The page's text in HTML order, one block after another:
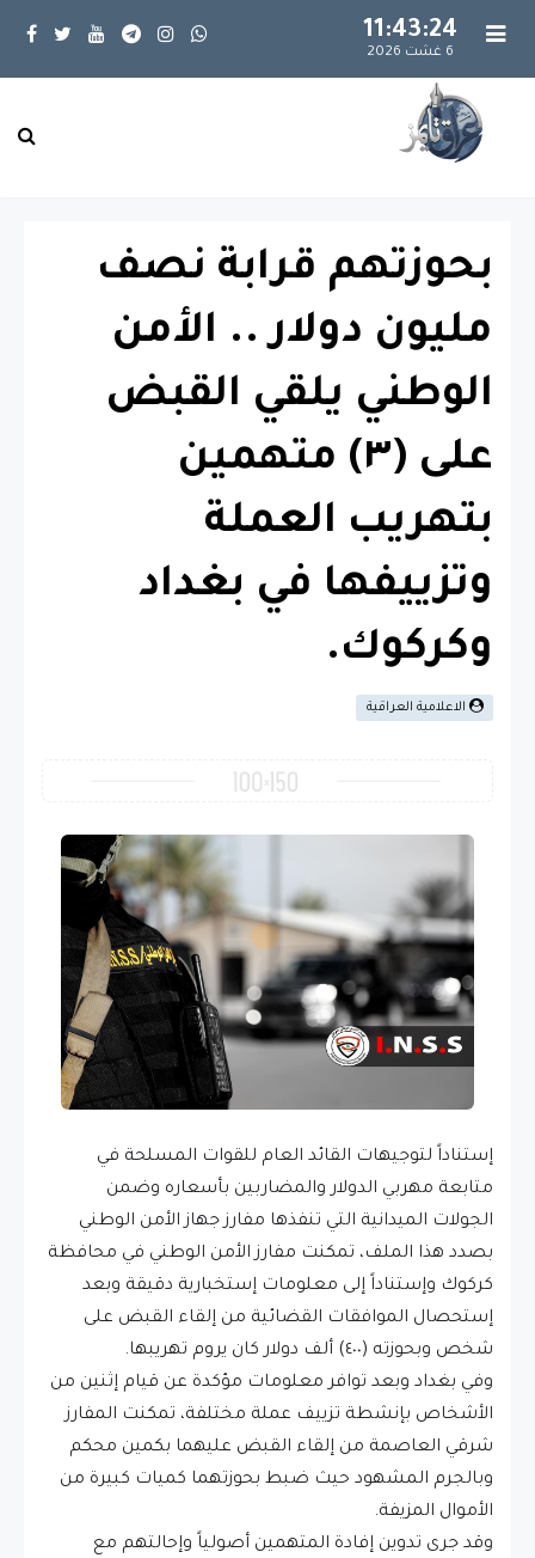
11:43:25
6 غشت 2026
بحوزتهم قرابة نصف
مليون دولار .. الأمن
الوطني يلقي القبض
على (٣) متهمين
بتهريب العملة
وتزييفها في بغداد
وكركوك.
الاعلامية العراقية
إستناداً لتوجيهات القائد العام للقوات المسلحة في
متابعة مهربي الدولار والمضاربين بأسعاره وضمن
الجولات الميدانية التي تنفذها مفارز جهاز الأمن الوطني
بصدد هذا الملف، تمكنت مفارز الأمن الوطني في محافظة
كركوك وإستناداً إلى معلومات إستخبارية دقيقة وبعد
إستحصال الموافقات القضائية من إلقاء القبض على
شخص وبحوزته (٤٠٠) ألف دولار كان يروم تهريبها.
وفي بغداد وبعد توافر معلومات مؤكدة عن قيام إثنين من
الأشخاص بإنشطة تزييف عملة مختلفة، تمكنت المفارز
شرقي العاصمة من إلقاء القبض عليهما بكمين محكم
وبالجرم المشهود حيث ضبط بحوزتهما كميات كبيرة من
الأموال المزيفة.
وقد جرى تدوين إفادة المتهمين أصولياً وإحالتهم مع